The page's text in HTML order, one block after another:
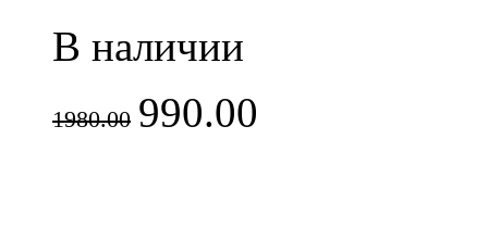
В наличии
1980.00 990.00